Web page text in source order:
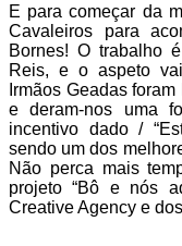
E para começar da
Cavaleiros para
Bornes! O trabalho
Reis, e o aspeto
Irmãos Geadas
e deram-nos uma
incentivo dado /
sendo um dos
Não perca mais
projeto “Bô e nós
Creative Agency e